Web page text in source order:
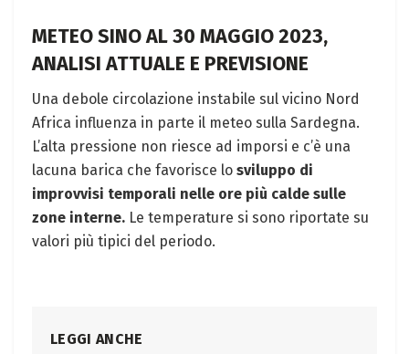
METEO SINO AL 30 MAGGIO 2023,
ANALISI ATTUALE E PREVISIONE
Una debole circolazione instabile sul vicino Nord
Africa influenza in parte il meteo sulla Sardegna.
L’alta pressione non riesce ad imporsi e c’è una
lacuna barica che favorisce lo sviluppo di
improvvisi temporali nelle ore più calde sulle
zone interne. Le temperature si sono riportate su
valori più tipici del periodo.
LEGGI ANCHE